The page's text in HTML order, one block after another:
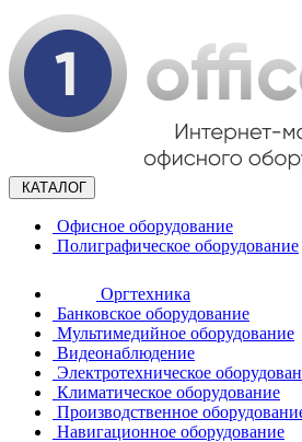
КАТАЛОГ
Офисное оборудование
Полиграфическое оборудование
Оргтехника
Банковское оборудование
Мультимедийное оборудование
Видеонаблюдение
Электротехническое
Климатическое оборудование
Производственное
Навигационное оборудование